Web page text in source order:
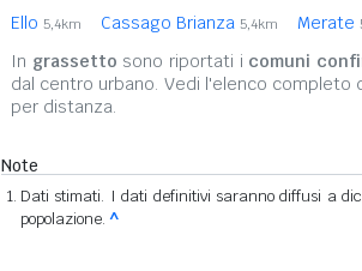
Ello 5,4km Cassago Brianza 5,4km Merate
In grassetto sono riportati i comuni
dal centro urbano. Vedi l'elenco completo
per distanza.
Note
Dati stimati. I dati definitivi saranno diffusi a
popolazione. ^